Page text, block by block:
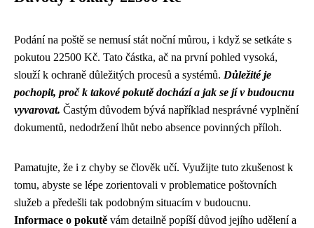
Podání na poště se nemusí stát noční můrou, i když se setkáte s
pokutou 22500 Kč. Tato částka, ač na první pohled vysoká,
slouží k ochraně důležitých procesů a systémů. Důležité je
pochopit, proč k takové pokutě dochází a jak se jí v budoucnu
vyvarovat. Častým důvodem bývá například nesprávné vyplnění
dokumentů, nedodržení lhůt nebo absence povinných příloh.
Pamatujte, že i z chyby se člověk učí. Využijte tuto zkušenost k
tomu, abyste se lépe zorientovali v problematice poštovních
služeb a předešli tak podobným situacím v budoucnu.
Informace o pokutě vám detailně popíší důvod jejího udělení a